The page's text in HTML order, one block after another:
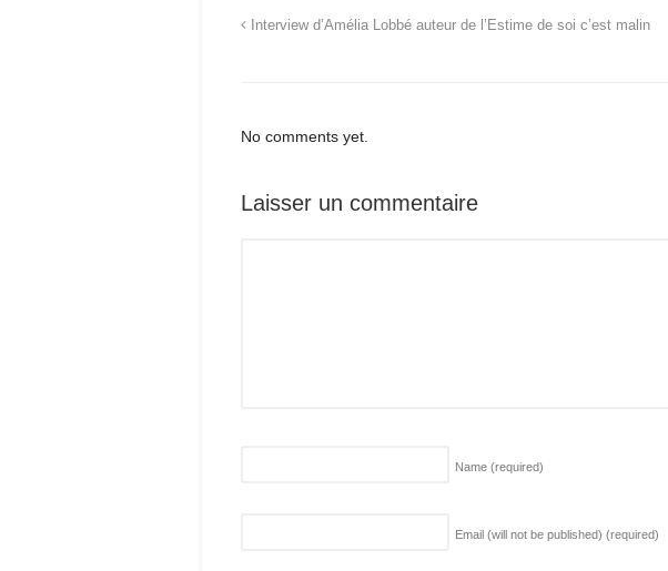
Interview d’Amélia Lobbé auteur de l’Estime de soi c’est malin
No comments yet.
Laisser un commentaire
Name (required)
Email (will not be published) (required)